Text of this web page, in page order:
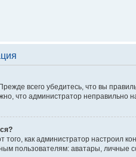
всего убедитесь, что вы
что администратор неправильно
того, как администратор
пользователям: аватары, личные